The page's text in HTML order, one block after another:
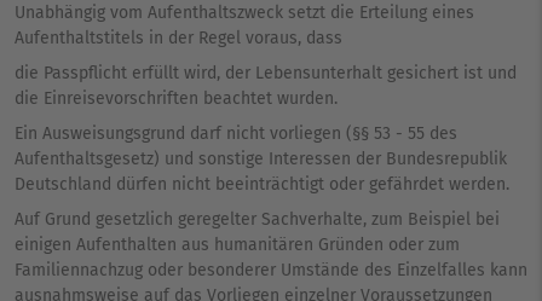
Unabhängig vom Aufenthaltszweck setzt die Erteilung eines
Aufenthaltstitels in der Regel voraus, dass
die Passpflicht erfüllt wird, der Lebensunterhalt gesichert ist und
die Einreisevorschriften beachtet wurden.
Ein Ausweisungsgrund darf nicht vorliegen (§§ 53 - 55 des
Aufenthaltsgesetz) und sonstige Interessen der Bundesrepublik
Deutschland dürfen nicht beeinträchtigt oder gefährdet werden.
Auf Grund gesetzlich geregelter Sachverhalte, zum Beispiel bei
einigen Aufenthalten aus humanitären Gründen oder zum
Familiennachzug oder besonderer Umstände des Einzelfalles kann
ausnahmsweise auf das Vorliegen einzelner Voraussetzungen